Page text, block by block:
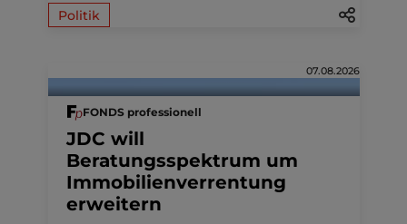
Politik
07.08.2026
FONDS professionell
JDC will
Beratungsspektrum um
Immobilienverrentung
erweitern